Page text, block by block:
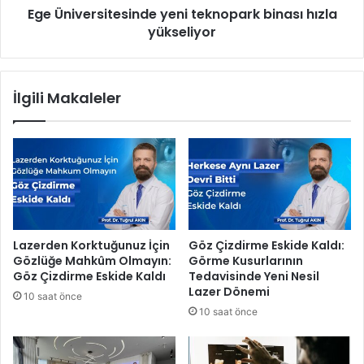
r
e
m
y
e
n
e
k
o
a
r
Ege Üniversitesinde yeni teknopark binası hızla
yükseliyor
İlgili Makaleler
Lazerden Korktuğunuz İçin
Gözlüğe Mahkûm Olmayın:
Göz Çizdirme Eskide Kaldı
10 saat önce
Göz Çizdirme Eskide Kaldı:
Görme Kusurlarının
Tedavisinde Yeni Nesil
Lazer Dönemi
10 saat önce